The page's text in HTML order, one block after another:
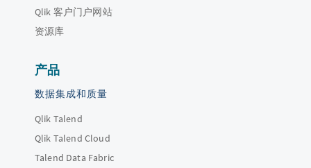
Qlik 客户门户网站
资源库
产品
数据集成和质量
Qlik Talend
Qlik Talend Cloud
Talend Data Fabric